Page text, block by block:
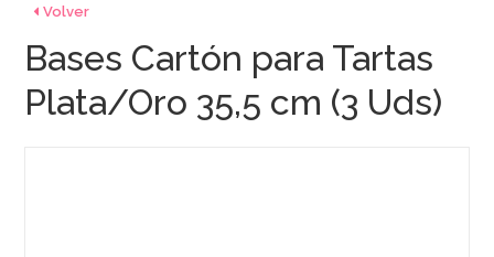
Volver
Bases Cartón para Tartas
Plata/Oro 35,5 cm (3 Uds)